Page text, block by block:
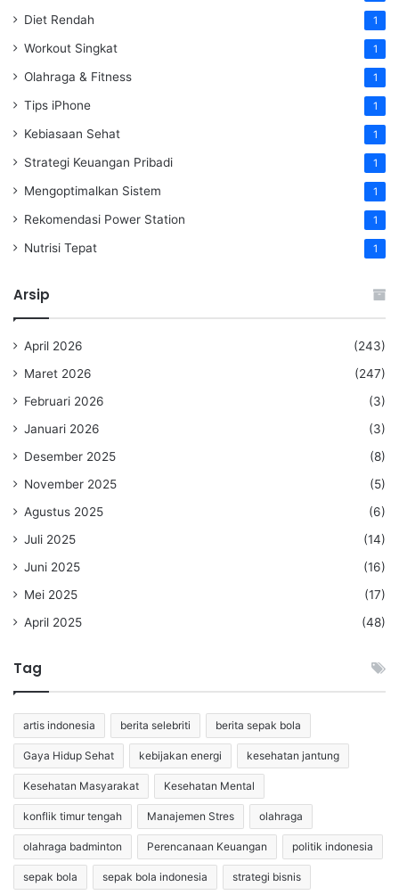
Diet Rendah 1
Workout Singkat 1
Olahraga & Fitness 1
Tips iPhone 1
Kebiasaan Sehat 1
Strategi Keuangan Pribadi 1
Mengoptimalkan Sistem 1
Rekomendasi Power Station 1
Nutrisi Tepat 1
Arsip
April 2026
(243)
Maret 2026
(247)
Februari 2026
(3)
Januari 2026
(3)
Desember 2025
(8)
November 2025
(5)
Agustus 2025
(6)
Juli 2025
(14)
Juni 2025
(16)
Mei 2025
(17)
April 2025
(48)
Tag
artis indonesia berita selebriti berita sepak bola
Gaya Hidup Sehat kebijakan energi kesehatan jantung
Kesehatan Masyarakat Kesehatan Mental
konflik timur tengah Manajemen Stres olahraga
olahraga badminton Perencanaan Keuangan politik indonesia
sepak bola sepak bola indonesia strategi bisnis